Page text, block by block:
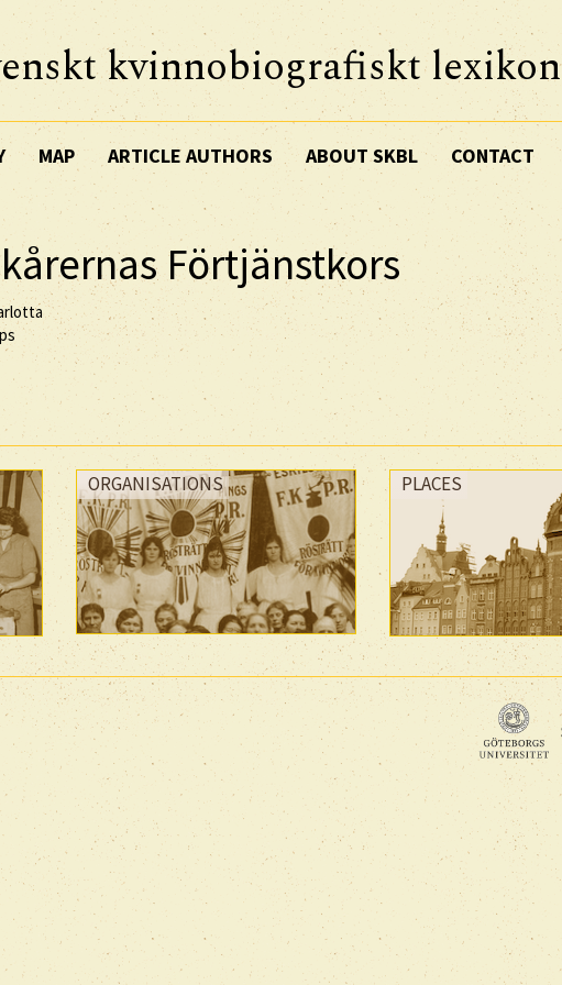
kvinnobiografiskt lexikon
MAP ARTICLE AUTHORS ABOUT SKBL CONTACT
Förtjänstkors
ORGANISATIONS PLACES